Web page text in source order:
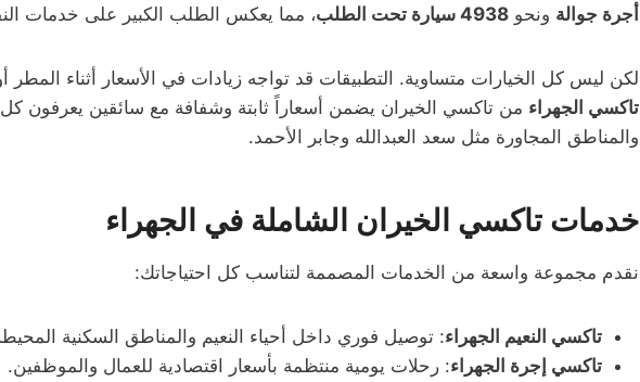
أجرة جوالة ونحو 4938 سيارة تحت الطلب ، مما يعكس الطلب الكبير على خدمات
لكن ليس كل الخيارات متساوية. التطبيقات قد تواجه زيادات في الأسعار أثناء المطر أو
تاكسي الجهراء من تاكسي الخيران يضمن أسعاراً ثابتة وشفافة مع سائقين يعرفون
والمناطق المجاورة مثل سعد العبدالله وجابر الأحمد.
خدمات تاكسي الخيران الشاملة في الجهراء
نقدم مجموعة واسعة من الخدمات المصممة لتناسب كل احتياجاتك:
تاكسي النعيم الجهراء: توصيل فوري داخل أحياء النعيم والمناطق السكنية
تاكسي إجرة الجهراء: رحلات يومية منتظمة بأسعار اقتصادية للعمال والموظفين.